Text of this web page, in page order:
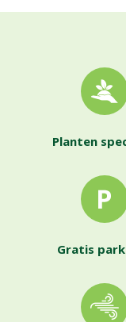
Planten
Gratis